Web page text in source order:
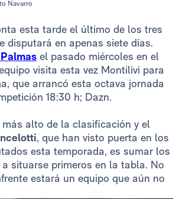
Navarro
esta tarde el último de los tres
disputará en apenas siete días.
el pasado miércoles en el
visita esta vez Montilivi para
que arrancó esta octava jornada
18:30 h; Dazn.
alto de la clasificación y el
, que han visto puerta en los
esta temporada, es sumar los
situarse primeros en la tabla. No
estará un equipo que aún no